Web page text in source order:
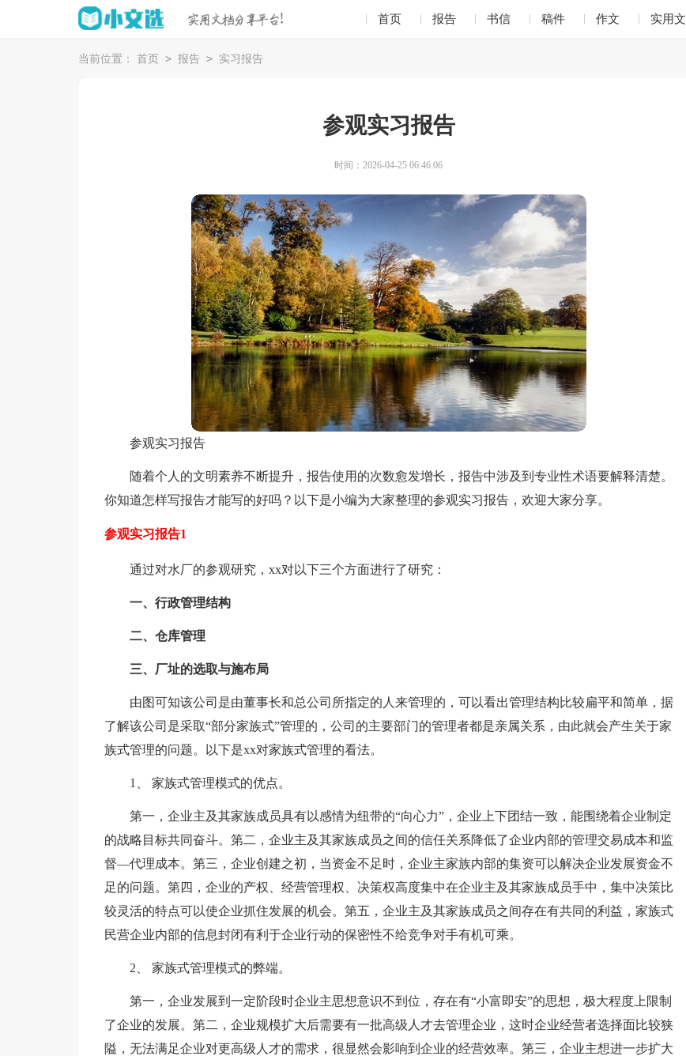
首页 报告 书信 稿件 作文 实用文
当前位置： 首页 > 报告 > 实习报告
参观实习报告
时间：2026-04-25 06:46:06
参观实习报告
随着个人的文明素养不断提升，报告使用的次数愈发增长，报告中涉及到专业性术语要解释清楚。
你知道怎样写报告才能写的好吗？以下是小编为大家整理的参观实习报告，欢迎大家分享。
参观实习报告1
通过对水厂的参观研究，xx对以下三个方面进行了研究：
一、行政管理结构
二、仓库管理
三、厂址的选取与施布局
由图可知该公司是由董事长和总公司所指定的人来管理的，可以看出管理结构比较扁平和简单，据
了解该公司是采取“部分家族式”管理的，公司的主要部门的管理者都是亲属关系，由此就会产生关于家
族式管理的问题。以下是xx对家族式管理的看法。
1、 家族式管理模式的优点。
第一，企业主及其家族成员具有以感情为纽带的“向心力”，企业上下团结一致，能围绕着企业制定
的战略目标共同奋斗。第二，企业主及其家族成员之间的信任关系降低了企业内部的管理交易成本和监
督—代理成本。第三，企业创建之初，当资金不足时，企业主家族内部的集资可以解决企业发展资金不
足的问题。第四，企业的产权、经营管理权、决策权高度集中在企业主及其家族成员手中，集中决策比
较灵活的特点可以使企业抓住发展的机会。第五，企业主及其家族成员之间存在有共同的利益，家族式
民营企业内部的信息封闭有利于企业行动的保密性不给竞争对手有机可乘。
2、 家族式管理模式的弊端。
第一，企业发展到一定阶段时企业主思想意识不到位，存在有“小富即安”的思想，极大程度上限制
了企业的发展。第二，企业规模扩大后需要有一批高级人才去管理企业，这时企业经营者选择面比较狭
隘，无法满足企业对更高级人才的需求，很显然会影响到企业的经营效率。第三，企业主想进一步扩大